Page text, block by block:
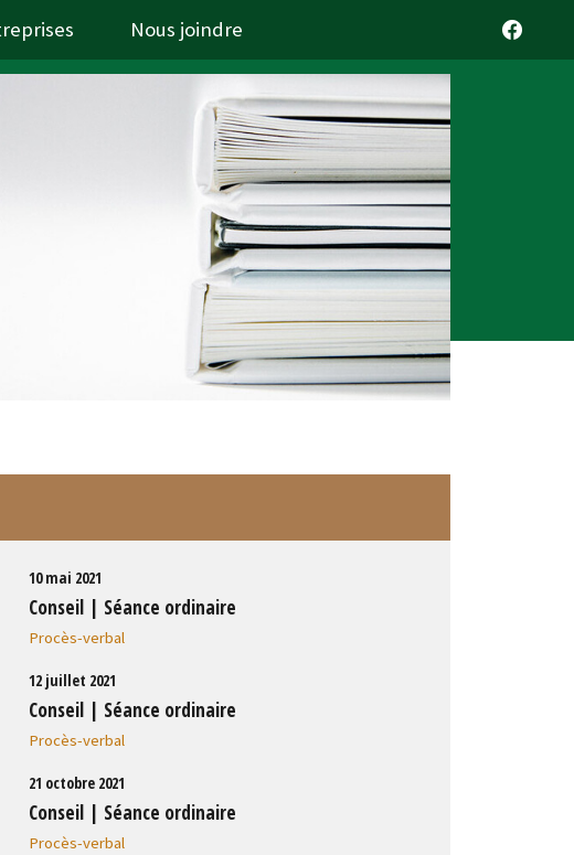
Nous joindre
10 mai 2021
Conseil | Séance ordinaire
Procès-verbal
12 juillet 2021
Conseil | Séance ordinaire
Procès-verbal
21 octobre 2021
Conseil | Séance ordinaire
Procès-verbal